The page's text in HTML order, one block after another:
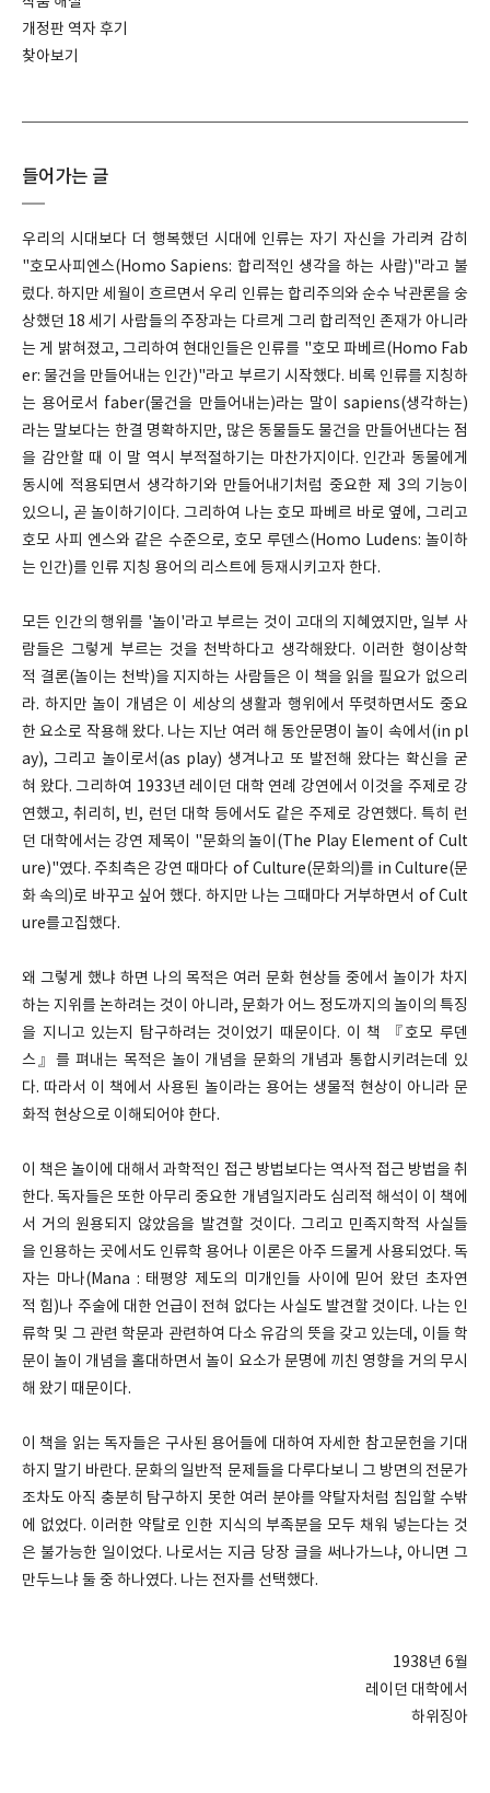
개정판 역자 후기
찾아보기
들어가는 글
우리의 시대보다 더 행복했던 시대에 인류는 자기 자신을 가리켜 감히
"호모사피엔스(Homo Sapiens: 합리적인 생각을 하는 사람)"라고 불
렀다. 하지만 세월이 흐르면서 우리 인류는 합리주의와 순수 낙관론을 숭
상했던 18 세기 사람들의 주장과는 다르게 그리 합리적인 존재가 아니라
는 게 밝혀졌고, 그리하여 현대인들은 인류를 "호모 파베르(Homo Fab
er: 물건을 만들어내는 인간)"라고 부르기 시작했다. 비록 인류를 지칭하
는 용어로서 faber(물건을 만들어내는)라는 말이 sapiens(생각하는)
라는 말보다는 한결 명확하지만, 많은 동물들도 물건을 만들어낸다는 점
을 감안할 때 이 말 역시 부적절하기는 마찬가지이다. 인간과 동물에게
동시에 적용되면서 생각하기와 만들어내기처럼 중요한 제 3의 기능이
있으니, 곧 놀이하기이다. 그리하여 나는 호모 파베르 바로 옆에, 그리고
호모 사피 엔스와 같은 수준으로, 호모 루덴스(Homo Ludens: 놀이하
는 인간)를 인류 지칭 용어의 리스트에 등재시키고자 한다.
모든 인간의 행위를 '놀이'라고 부르는 것이 고대의 지혜였지만, 일부 사
람들은 그렇게 부르는 것을 천박하다고 생각해왔다. 이러한 형이상학
적 결론(놀이는 천박)을 지지하는 사람들은 이 책을 읽을 필요가 없으리
라. 하지만 놀이 개념은 이 세상의 생활과 행위에서 뚜렷하면서도 중요
한 요소로 작용해 왔다. 나는 지난 여러 해 동안문명이 놀이 속에서(in pl
ay), 그리고 놀이로서(as play) 생겨나고 또 발전해 왔다는 확신을 굳
혀 왔다. 그리하여 1933년 레이던 대학 연례 강연에서 이것을 주제로 강
연했고, 취리히, 빈, 런던 대학 등에서도 같은 주제로 강연했다. 특히 런
던 대학에서는 강연 제목이 "문화의 놀이(The Play Element of Cult
ure)"였다. 주최측은 강연 때마다 of Culture(문화의)를 in Culture(문
화 속의)로 바꾸고 싶어 했다. 하지만 나는 그때마다 거부하면서 of Cult
ure를고집했다.
왜 그렇게 했냐 하면 나의 목적은 여러 문화 현상들 중에서 놀이가 차지
하는 지위를 논하려는 것이 아니라, 문화가 어느 정도까지의 놀이의 특징
을 지니고 있는지 탐구하려는 것이었기 때문이다. 이 책 『호모 루덴
스』를 펴내는 목적은 놀이 개념을 문화의 개념과 통합시키려는데 있
다. 따라서 이 책에서 사용된 놀이라는 용어는 생물적 현상이 아니라 문
화적 현상으로 이해되어야 한다.
이 책은 놀이에 대해서 과학적인 접근 방법보다는 역사적 접근 방법을 취
한다. 독자들은 또한 아무리 중요한 개념일지라도 심리적 해석이 이 책에
서 거의 원용되지 않았음을 발견할 것이다. 그리고 민족지학적 사실들
을 인용하는 곳에서도 인류학 용어나 이론은 아주 드물게 사용되었다. 독
자는 마나(Mana : 태평양 제도의 미개인들 사이에 믿어 왔던 초자연
적 힘)나 주술에 대한 언급이 전혀 없다는 사실도 발견할 것이다. 나는 인
류학 및 그 관련 학문과 관련하여 다소 유감의 뜻을 갖고 있는데, 이들 학
문이 놀이 개념을 홀대하면서 놀이 요소가 문명에 끼친 영향을 거의 무시
해 왔기 때문이다.
이 책을 읽는 독자들은 구사된 용어들에 대하여 자세한 참고문헌을 기대
하지 말기 바란다. 문화의 일반적 문제들을 다루다보니 그 방면의 전문가
조차도 아직 충분히 탐구하지 못한 여러 분야를 약탈자처럼 침입할 수밖
에 없었다. 이러한 약탈로 인한 지식의 부족분을 모두 채워 넣는다는 것
은 불가능한 일이었다. 나로서는 지금 당장 글을 써나가느냐, 아니면 그
만두느냐 둘 중 하나였다. 나는 전자를 선택했다.
1938년 6월
레이던 대학에서
하위징아